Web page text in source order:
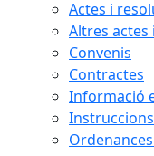
Actes i
Altres actes
Convenis
Contractes
Informació